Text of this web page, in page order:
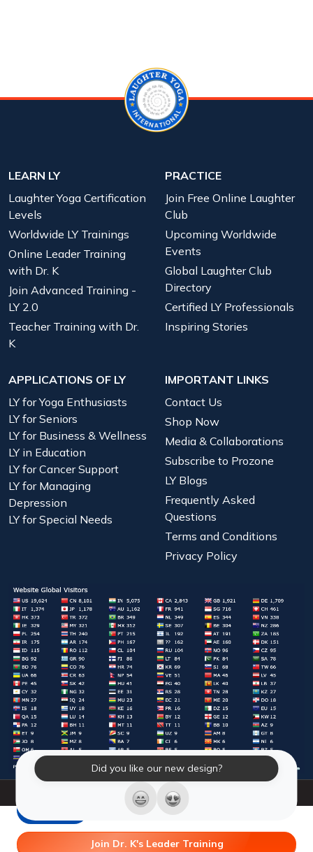
Did you like our new design?
Join Dr. K's Leader Training
LEARN LY
Laughter Yoga Certification
Levels
Worldwide LY Trainings
Online Leader Training
with Dr. K
Join Advanced Training -
LY 2.0
Teacher Training with Dr.
K
PRACTICE
Join Free Online Laughter
Club
Upcoming Worldwide
Events
Global Laughter Club
Directory
Certified LY Professionals
Inspiring Stories
APPLICATIONS OF LY
LY for Yoga Enthusiasts
LY for Seniors
LY for Business & Wellness
LY in Education
LY for Cancer Support
LY for Managing
Depression
LY for Special Needs
IMPORTANT LINKS
Contact Us
Shop Now
Media & Collaborations
Subscribe to Prozone
LY Blogs
Frequently Asked
Questions
Terms and Conditions
Privacy Policy
© 2026 Laughter Yoga International. All Rights Reserved.